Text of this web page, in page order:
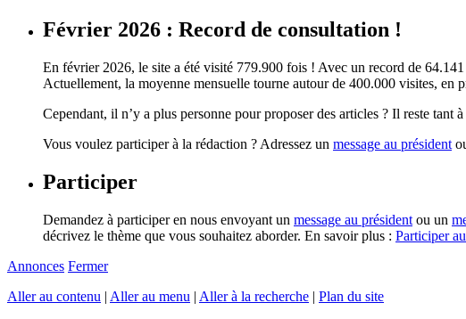
Février 2026 : Record de consultation !
En février 2026, le site a été visité 779.900 fois ! Avec un record de
Actuellement, la moyenne mensuelle tourne autour de 400.000 visites, en
Cependant, il n’y a plus personne pour proposer des articles ? Il reste tant
Vous voulez participer à la rédaction ? Adressez un message au président
Participer
Demandez à participer en nous envoyant un message au président ou un
décrivez le thème que vous souhaitez aborder. En savoir plus : Participer
Annonces Fermer
Aller au contenu | Aller au menu | Aller à la recherche | Plan du site